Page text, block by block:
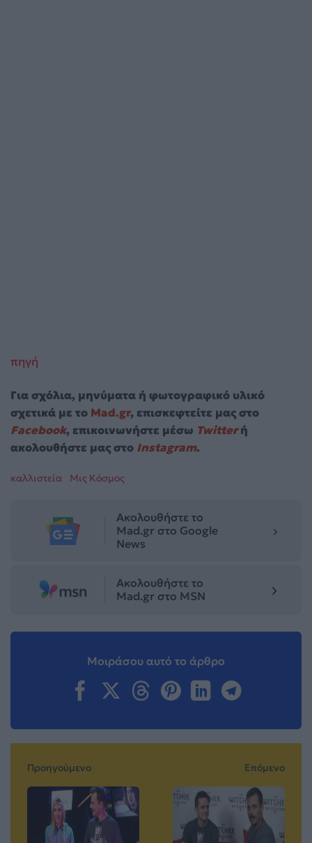
πηγή
Για σχόλια, μηνύματα ή φωτογραφικό υλικό
σχετικά με το Mad.gr, επισκεφτείτε μας στο
Facebook, επικοινωνήστε μέσω Twitterή
ακολουθήστε μας στο Instagram.
καλλιστεία Μις Κόσμος
Ακολουθήστε το
Mad.gr στο Google
News
Ακολουθήστε το
Mad.gr στο MSN
Μοιράσου αυτό το άρθρο
Προηγούμενο Επόμενο